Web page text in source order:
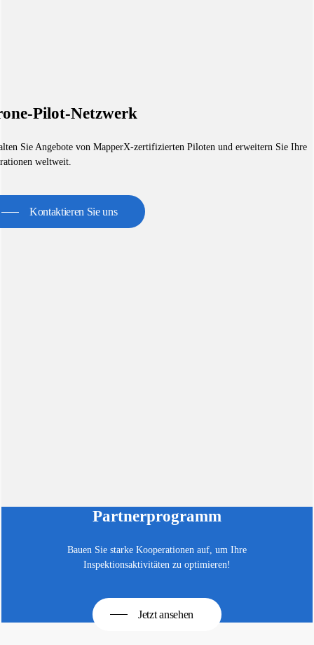
Pilot-Netzwerk
Sie Angebote von MapperX-zertifizierten Piloten und erweitern Sie Ihre
weltweit.
Kontaktieren Sie uns
Partnerprogramm
Bauen Sie starke Kooperationen auf, um Ihre
Inspektionsaktivitäten zu optimieren!
Jetzt ansehen